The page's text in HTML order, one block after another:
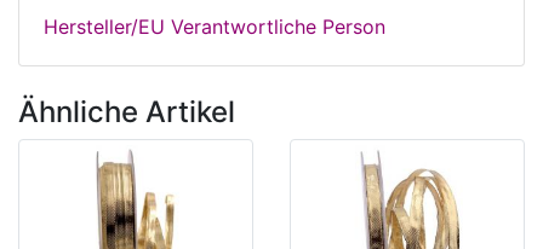
Hersteller/EU Verantwortliche Person
Ähnliche Artikel